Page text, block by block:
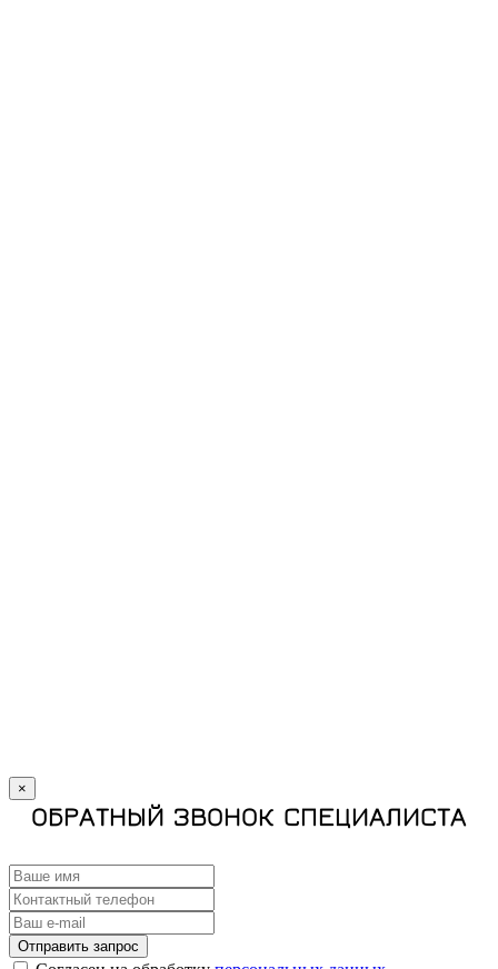
×
ОБРАТНЫЙ ЗВОНОК СПЕЦИАЛИСТА
Отправить запрос